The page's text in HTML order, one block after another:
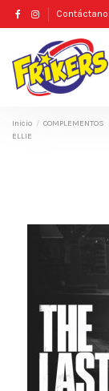
Inicio COMPLEMENTOS
ELLIE